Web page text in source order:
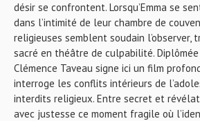
désir se confrontent. Lorsqu’Emma se
dans l’intimité de leur chambre de
religieuses semblent soudain l’observer,
sacré en théâtre de culpabilité. Diplômée
Clémence Taveau signe ici un film
interroge les conflits intérieurs de
interdits religieux. Entre secret et
avec justesse ce moment fragile où